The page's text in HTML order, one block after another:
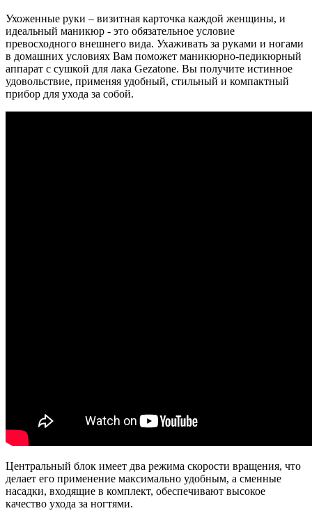
Ухоженные руки – визитная карточка каждой женщины, и
идеальный маникюр - это обязательное условие
превосходного внешнего вида. Ухаживать за руками и ногами
в домашних условиях Вам поможет маникюрно-педикюрный
аппарат с сушкой для лака Gezatone. Вы получите истинное
удовольствие, применяя удобный, стильный и компактный
прибор для ухода за собой.
Центральный блок имеет два режима скорости вращения, что
делает его применение максимально удобным, а сменные
насадки, входящие в комплект, обеспечивают высокое
качество ухода за ногтями.